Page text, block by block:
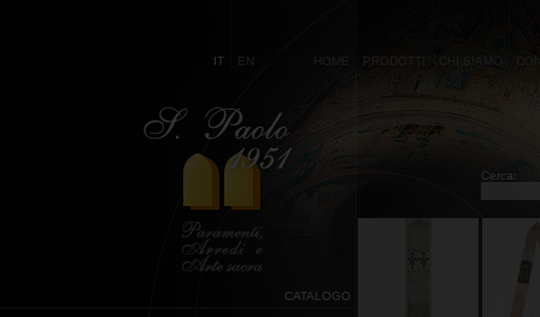
IT EN HOME PRODOTTI CHI SIAMO
Cerca:
CATALOGO